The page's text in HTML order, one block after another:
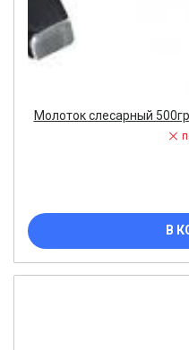
Молоток слесарный
В